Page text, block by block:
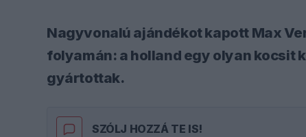
Nagyvonalú ajándékot kapott Max
folyamán: a holland egy olyan kocsit
gyártottak.
SZÓLJ HOZZÁ TE IS!